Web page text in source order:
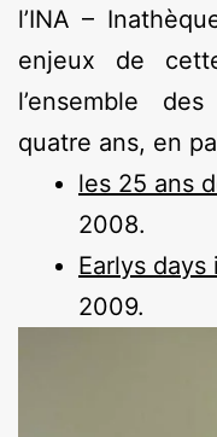
l’INA –
enjeux de
l’ensemble
quatre ans, en
les 25 ans
2008.
Earlys
2009.